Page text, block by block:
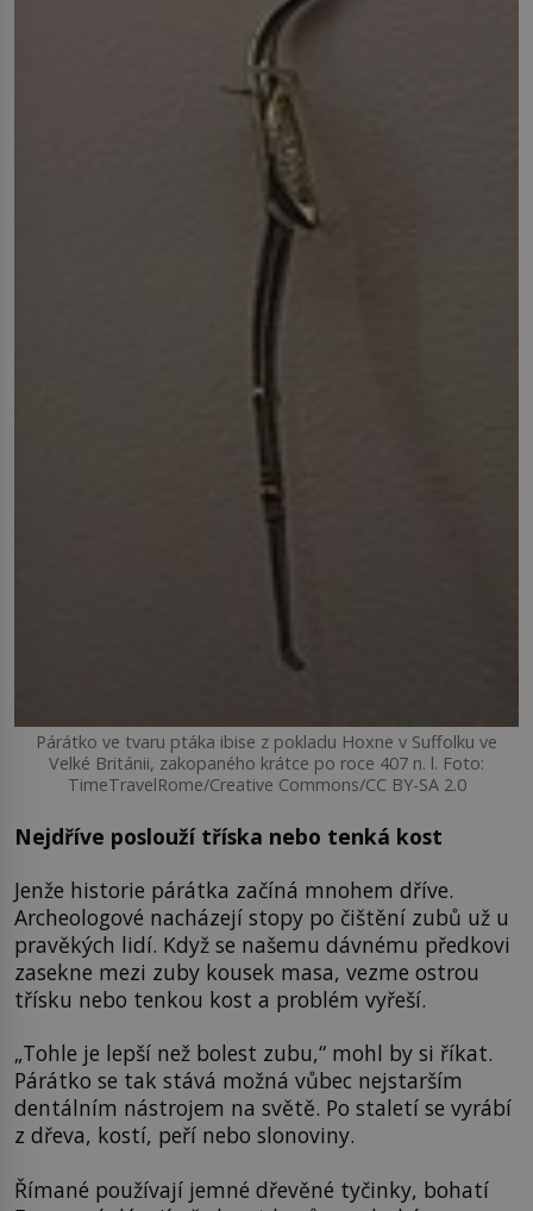
Párátko ve tvaru ptáka ibise z pokladu Hoxne v Suffolku ve
Velké Británii, zakopaného krátce po roce 407 n. l. Foto:
TimeTravelRome/Creative Commons/CC BY-SA 2.0
Nejdříve poslouží tříska nebo tenká kost
Jenže historie párátka začíná mnohem dříve.
Archeologové nacházejí stopy po čištění zubů už u
pravěkých lidí. Když se našemu dávnému předkovi
zasekne mezi zuby kousek masa, vezme ostrou
třísku nebo tenkou kost a problém vyřeší.
„Tohle je lepší než bolest zubu,“ mohl by si říkat.
Párátko se tak stává možná vůbec nejstarším
dentálním nástrojem na světě. Po staletí se vyrábí
z dřeva, kostí, peří nebo slonoviny.
Římané používají jemné dřevěné tyčinky, bohatí